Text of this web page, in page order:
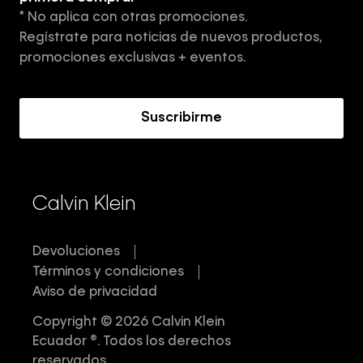
Aviso de privacidad
Términos y Condiciones
* No aplica con otras promociones.
Regístrate para noticias de nuevos productos,
promociones exclusivas + eventos.
Suscribirme
Calvin Klein
Devoluciones
Términos y condiciones
Aviso de privacidad
Copyright © 2026 Calvin Klein
Ecuador ®. Todos los derechos